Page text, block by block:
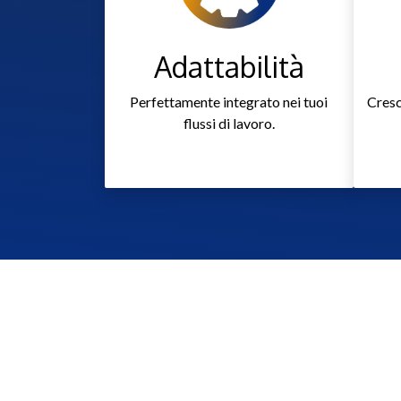
​Adattabilità
Perfettamente integrato nei tuoi
flussi di lavoro.